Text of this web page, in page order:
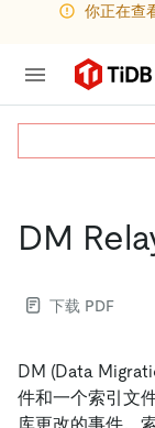
你正在查
DM
下载 PDF
DM (Data
件和一个索引文
库更改的事件。